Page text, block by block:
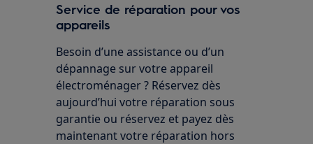
Service de réparation pour vos
appareils
Besoin d’une assistance ou d’un
dépannage sur votre appareil
électroménager ? Réservez dès
aujourd’hui votre réparation sous
garantie ou réservez et payez dès
maintenant votre réparation hors